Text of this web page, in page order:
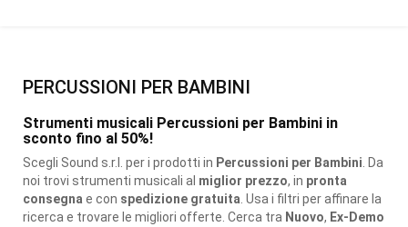
PERCUSSIONI PER BAMBINI
Strumenti musicali Percussioni per Bambini in
sconto fino al 50%!
Scegli Sound s.r.l. per i prodotti in Percussioni per Bambini . Da
noi trovi strumenti musicali al miglior prezzo, in pronta
consegna e con spedizione gratuita . Usa i filtri per affinare la
ricerca e trovare le migliori offerte. Cerca tra Nuovo, Ex-Demo